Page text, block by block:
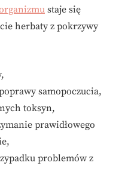
staje się
herbaty z pokrzywy
samopoczucia,
toksyn,
prawidłowego
problemów z